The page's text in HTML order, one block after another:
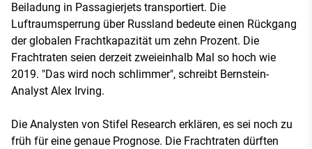
Beiladung in Passagierjets transportiert. Die
Luftraumsperrung über Russland bedeute einen Rückgang
der globalen Frachtkapazität um zehn Prozent. Die
Frachtraten seien derzeit zweieinhalb Mal so hoch wie
2019. "Das wird noch schlimmer", schreibt Bernstein-
Analyst Alex Irving.
Die Analysten von Stifel Research erklären, es sei noch zu
früh für eine genaue Prognose. Die Frachtraten dürften